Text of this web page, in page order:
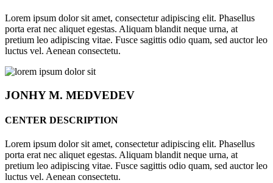
Lorem ipsum dolor sit amet, consectetur adipiscing elit. Phasellus
porta erat nec aliquet egestas. Aliquam blandit neque urna, at
pretium leo adipiscing vitae. Fusce sagittis odio quam, sed auctor leo
luctus vel. Aenean consectetu.
JONHYM. MEDVEDEV
CENTER DESCRIPTION
Lorem ipsum dolor sit amet, consectetur adipiscing elit. Phasellus
porta erat nec aliquet egestas. Aliquam blandit neque urna, at
pretium leo adipiscing vitae. Fusce sagittis odio quam, sed auctor leo
luctus vel. Aenean consectetu.